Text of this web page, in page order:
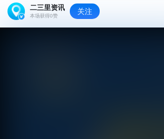
二三里资讯
本场获得0赞 关注